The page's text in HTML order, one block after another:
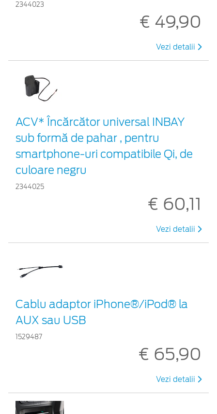
2344023
€ 49,90
Vezi detalii
ACV* Încărcător universal INBAY
sub formă de pahar , pentru
smartphone-uri compatibile Qi, de
culoare negru
2344025
€ 60,11
Vezi detalii
Cablu adaptor iPhone®/iPod® la
AUX sau USB
1529487
€ 65,90
Vezi detalii